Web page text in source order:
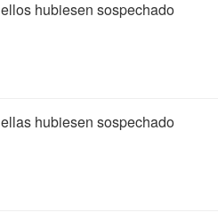
ellos hubiesen sospechado
ellas hubiesen sospechado